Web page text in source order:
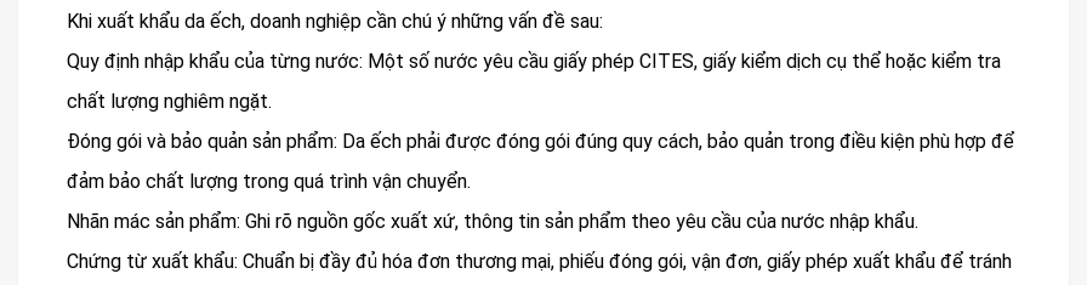
Khi xuất khẩu da ếch, doanh nghiệp cần chú ý những vấn đề sau:
Quy định nhập khẩu của từng nước: Một số nước yêu cầu giấy phép CITES, giấy kiểm dịch cụ thể hoặc kiểm tra
chất lượng nghiêm ngặt.
Đóng gói và bảo quản sản phẩm: Da ếch phải được đóng gói đúng quy cách, bảo quản trong điều kiện phù hợp để
đảm bảo chất lượng trong quá trình vận chuyển.
Nhãn mác sản phẩm: Ghi rõ nguồn gốc xuất xứ, thông tin sản phẩm theo yêu cầu của nước nhập khẩu.
Chứng từ xuất khẩu: Chuẩn bị đầy đủ hóa đơn thương mại, phiếu đóng gói, vận đơn, giấy phép xuất khẩu để tránh